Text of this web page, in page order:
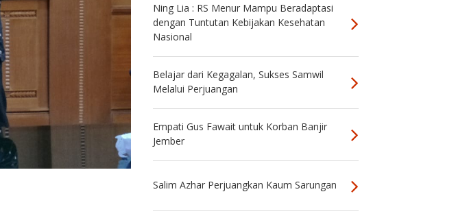
Ning Lia : RS Menur Mampu Beradaptasi
dengan Tuntutan Kebijakan Kesehatan
Nasional
Belajar dari Kegagalan, Sukses Samwil
Melalui Perjuangan
Empati Gus Fawait untuk Korban Banjir
Jember
Salim Azhar Perjuangkan Kaum Sarungan